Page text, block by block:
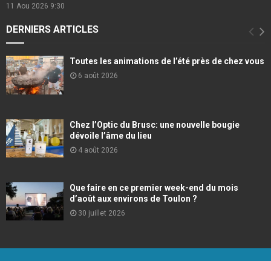
11 Aou 2026 9:30
DERNIERS ARTICLES
Toutes les animations de l’été près de chez vous
6 août 2026
Chez l’Optic du Brusc: une nouvelle bougie
dévoile l’âme du lieu
4 août 2026
Que faire en ce premier week-end du mois
d’août aux environs de Toulon ?
30 juillet 2026